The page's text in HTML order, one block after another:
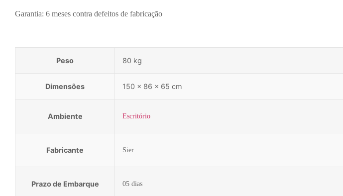
Garantia: 6 meses contra defeitos de fabricação
Peso 80 kg
Dimensões 150 × 86 × 65 cm
Ambiente Escritório
Fabricante Sier
Prazo de Embarque 05 dias